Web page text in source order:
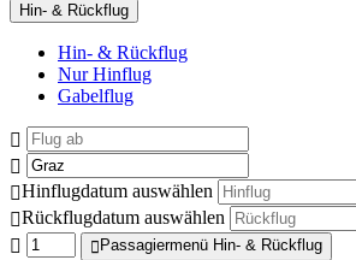
Hin- & Rückflug
Hin- & Rückflug
Nur Hinflug
Gabelflug
Hinflugdatum auswählen
Rückflugdatum auswählen
Passagiermenü Hin- & Rückflug